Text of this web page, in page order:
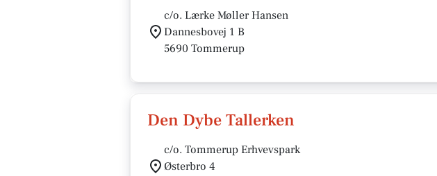
c/o. Lærke Møller Hansen
Dannesbovej 1 B
5690 Tommerup
Den Dybe Tallerken
c/o. Tommerup Erhvevspark
Østerbro 4